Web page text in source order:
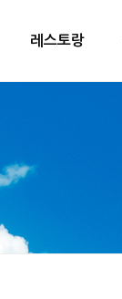
레스토랑